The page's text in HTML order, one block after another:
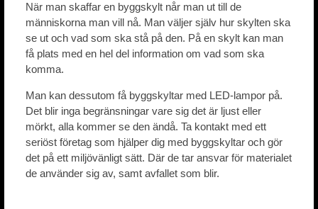
När man skaffar en byggskylt når man ut till de
människorna man vill nå. Man väljer själv hur skylten ska
se ut och vad som ska stå på den. På en skylt kan man
få plats med en hel del information om vad som ska
komma.
Man kan dessutom få byggskyltar med LED-lampor på.
Det blir inga begränsningar vare sig det är ljust eller
mörkt, alla kommer se den ändå. Ta kontakt med ett
seriöst företag som hjälper dig med byggskyltar och gör
det på ett miljövänligt sätt. Där de tar ansvar för materialet
de använder sig av, samt avfallet som blir.